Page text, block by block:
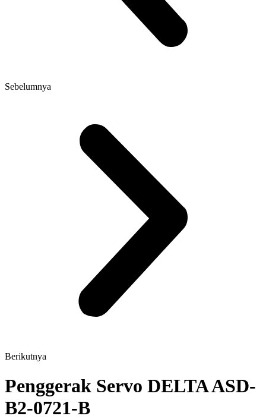
Sebelumnya
Berikutnya
Penggerak Servo DELTA ASD-
B2-0721-B